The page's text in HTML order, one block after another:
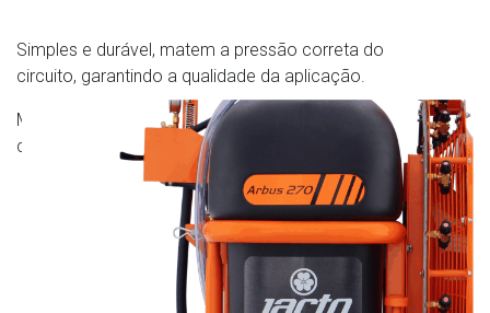
Simples e durável, matem a pressão correta do
circuito, garantindo a qualidade da aplicação.
Manômetro com escala colorida estendida, facilitando o
controle da pressão.